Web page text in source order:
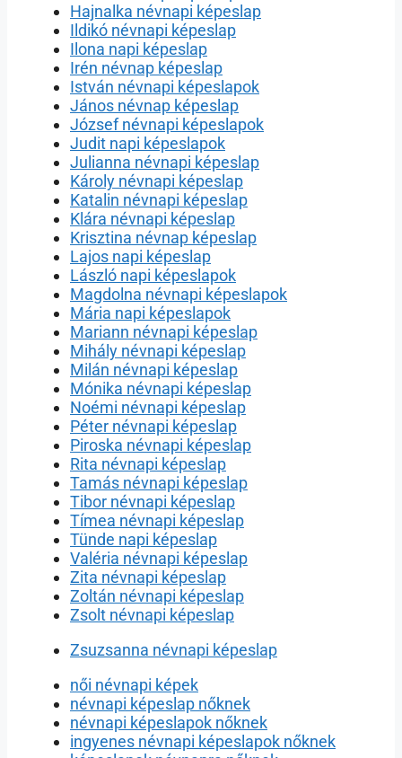
Hajnalka névnapi képeslap
Ildikó névnapi képeslap
Ilona napi képeslap
Irén névnap képeslap
István névnapi képeslapok
János névnap képeslap
József névnapi képeslapok
Judit napi képeslapok
Julianna névnapi képeslap
Károly névnapi képeslap
Katalin névnapi képeslap
Klára névnapi képeslap
Krisztina névnap képeslap
Lajos napi képeslap
László napi képeslapok
Magdolna névnapi képeslapok
Mária napi képeslapok
Mariann névnapi képeslap
Mihály névnapi képeslap
Milán névnapi képeslap
Mónika névnapi képeslap
Noémi névnapi képeslap
Péter névnapi képeslap
Piroska névnapi képeslap
Rita névnapi képeslap
Tamás névnapi képeslap
Tibor névnapi képeslap
Tímea névnapi képeslap
Tünde napi képeslap
Valéria névnapi képeslap
Zita névnapi képeslap
Zoltán névnapi képeslap
Zsolt névnapi képeslap
Zsuzsanna névnapi képeslap
női névnapi képek
névnapi képeslap nőknek
névnapi képeslapok nőknek
ingyenes névnapi képeslapok nőknek